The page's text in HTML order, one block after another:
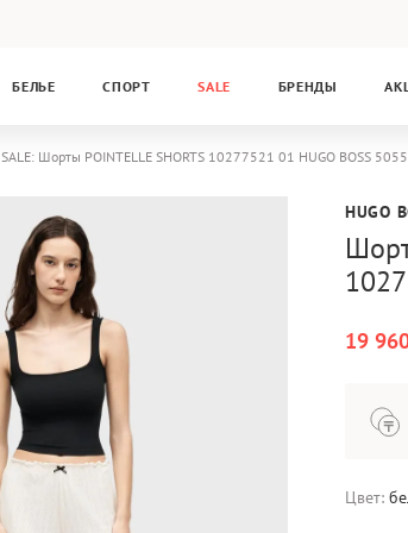
БЕЛЬЕ СПОРТ SALE БРЕНДЫ
SALE: Шорты POINTELLE SHORTS 10277521 01 HUGO BOSS
HUGO
19
Цвет: